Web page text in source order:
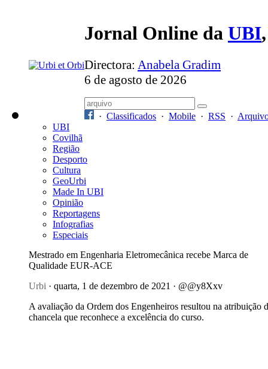
Jornal Online da UBI
Directora: Anabela Gradim
6 de agosto de 2026
· Classificados · Mobile · RSS ·
UBI
Covilhã
Região
Desporto
Cultura
GeoUrbi
Made In UBI
Opinião
Reportagens
Infografias
Especiais
Mestrado em Engenharia Eletromecânica recebe Marca de
Qualidade EUR-ACE
Urbi · quarta, 1 de dezembro de 2021 · @@y8Xxv
A avaliação da Ordem dos Engenheiros resultou na atribuição
chancela que reconhece a excelência do curso.